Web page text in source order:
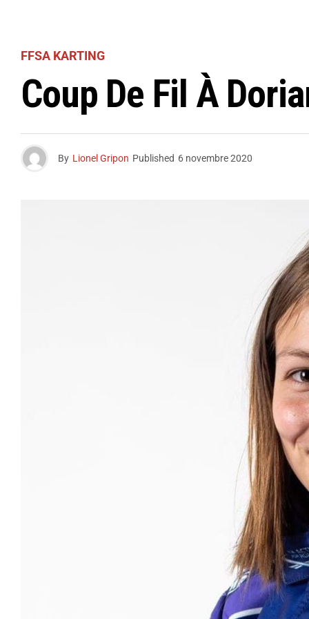
FFSA KARTING
Coup De Fil À
By Lionel Gripon Published 6 novembre 2020